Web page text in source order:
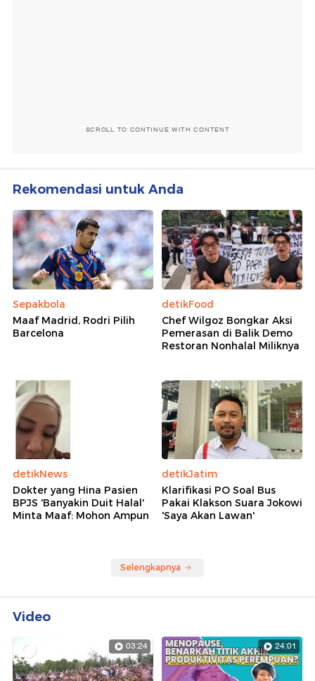
SCROLL TO CONTINUE WITH CONTENT
Rekomendasi untuk Anda
Sepakbola
Maaf Madrid, Rodri Pilih
Barcelona
detikFood
Chef Wilgoz Bongkar Aksi
Pemerasan di Balik Demo
Restoran Nonhalal Miliknya
detikNews
Dokter yang Hina Pasien
BPJS 'Banyakin Duit Halal'
Minta Maaf: Mohon Ampun
detikJatim
Klarifikasi PO Soal Bus
Pakai Klakson Suara Jokowi
'Saya Akan Lawan'
Selengkapnya
Video
03:24 24:01